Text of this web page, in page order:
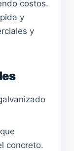
costos.
y
y
concreto.